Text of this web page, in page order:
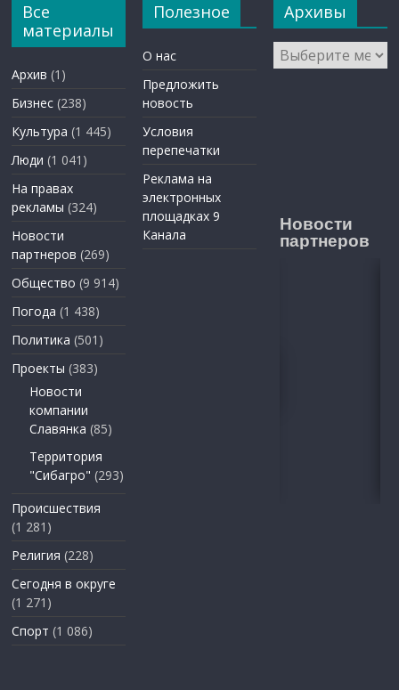
Все
материалы
Архив (1)
Бизнес (238)
Культура (1 445)
Люди (1 041)
На правах
рекламы (324)
Новости
партнеров (269)
Общество (9 914)
Погода (1 438)
Политика (501)
Проекты (383)
Новости
компании
Славянка (85)
Территория
"Сибагро" (293)
Происшествия
(1 281)
Религия (228)
Сегодня в округе
(1 271)
Спорт (1 086)
Полезное
О нас
Предложить
новость
Условия
перепечатки
Реклама на
электронных
площадках 9
Канала
Архивы
Архивы
Новости
партнеров